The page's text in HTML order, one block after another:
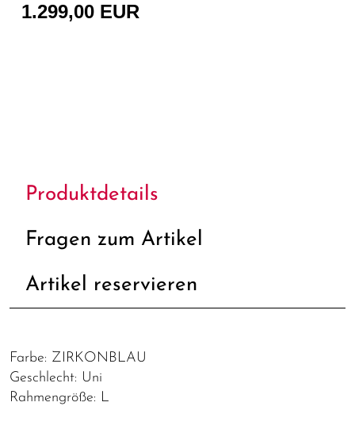
1.299,00 EUR
Produktdetails
Fragen zum Artikel
Artikel reservieren
Farbe: ZIRKONBLAU
Geschlecht: Uni
Rahmengröße: L